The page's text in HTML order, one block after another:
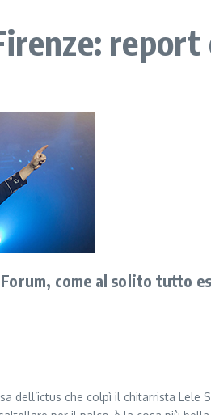
come al solito tutto
dell’ictus che colpì il chitarrista Lele